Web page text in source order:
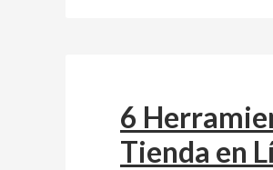
6
Tienda en